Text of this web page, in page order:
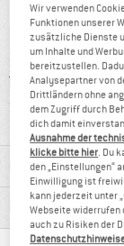
TEX
100
Wir verwenden
Funktionen unserer
zusätzliche Dienste
um Inhalte und
bereitzustellen.
Analysepartner von
Drittländern ohne
dem Zugriff durch
dich damit
Ausnahme der
klicke bitte hier . Du
den „Einstellungen“
Einwilligung ist
kann jederzeit unter
Webseite widerrufen
auch zu Risiken der